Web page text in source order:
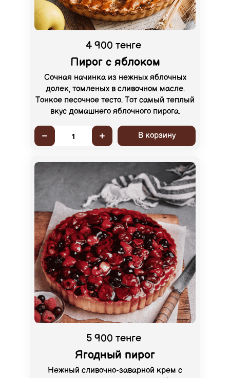
4 900 тенге
Пирог с яблоком
Сочная начинка из нежных яблочных
долек, томленых в сливочном масле.
Тонкое песочное тесто. Тот самый теплый
вкус домашнего яблочного пирога.
1 В корзину
5 900 тенге
Ягодный пирог
Нежный сливочно-заварной крем с